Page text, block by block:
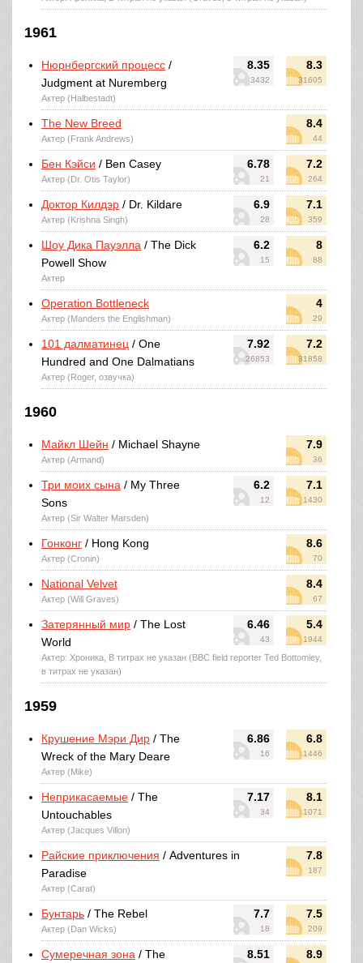
1961
8.35
3432
8.3
31605
Нюрнбергский процесс /
Judgment at Nuremberg
Актер (Halbestadt)
8.4
44
The New Breed
Актер (Frank Andrews)
6.78
21
7.2
264
Бен Кэйси / Ben Casey
Актер (Dr. Otis Taylor)
6.9
28
7.1
359
Доктор Килдэр / Dr. Kildare
Актер (Krishna Singh)
6.2
15
8
88
Шоу Дика Пауэлла / The Dick
Powell Show
Актер
4
29
Operation Bottleneck
Актер (Manders the Englishman)
7.92
26853
7.2
81858
101 далматинец / One
Hundred and One Dalmatians
Актер (Roger, озвучка)
1960
7.9
36
Майкл Шейн / Michael Shayne
Актер (Armand)
6.2
12
7.1
1430
Три моих сына / My Three
Sons
Актер (Sir Walter Marsden)
8.6
70
Гонконг / Hong Kong
Актер (Cronin)
8.4
67
National Velvet
Актер (Will Graves)
6.46
43
5.4
1944
Затерянный мир / The Lost
World
Актер: Хроника, В титрах не указан (BBC field reporter Ted Bottomley,
в титрах не указан)
1959
6.86
16
6.8
1446
Крушение Мэри Дир / The
Wreck of the Mary Deare
Актер (Mike)
7.17
34
8.1
1071
Неприкасаемые / The
Untouchables
Актер (Jacques Villon)
7.8
187
Райские приключения / Adventures in
Paradise
Актер (Carat)
7.7
18
7.5
209
Бунтарь / The Rebel
Актер (Dan Wicks)
8.51 8.9
Сумеречная зона / The